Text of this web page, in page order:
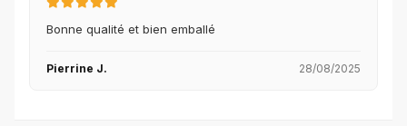
Bonne qualité et bien emballé
Pierrine J. 28/08/2025